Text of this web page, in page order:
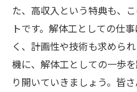
た、高収入という特典も、
トです。解体工としての仕
く、計画性や技術も求めら
機に、解体工としての一歩
り開いていきましょう。皆